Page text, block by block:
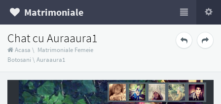
Matrimoniale
Chat cu Auraaura1
Acasa \ Matrimoniale Femeie
Botosani \ Auraaura1